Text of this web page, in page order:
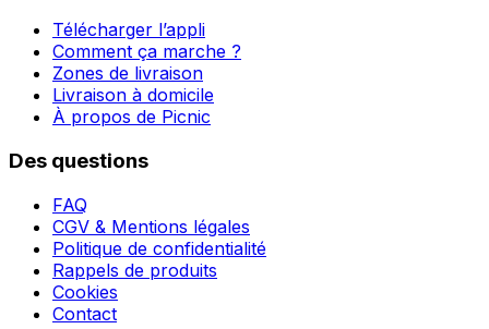
Télécharger l’appli
Comment ça marche ?
Zones de livraison
Livraison à domicile
À propos de Picnic
Des questions
FAQ
CGV & Mentions légales
Politique de confidentialité
Rappels de produits
Cookies
Contact